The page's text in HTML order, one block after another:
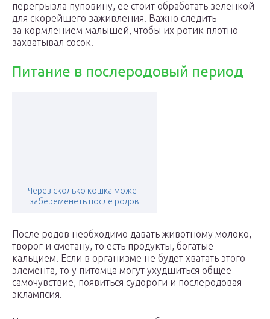
перегрызла пуповину, ее стоит обработать зеленкой
для скорейшего заживления. Важно следить
за кормлением малышей, чтобы их ротик плотно
захватывал сосок.
Питание в послеродовый период
Через сколько кошка может
забеременеть после родов
После родов необходимо давать животному молоко,
творог и сметану, то есть продукты, богатые
кальцием. Если в организме не будет хватать этого
элемента, то у питомца могут ухудшиться общее
самочувствие, появиться судороги и послеродовая
эклампсия.